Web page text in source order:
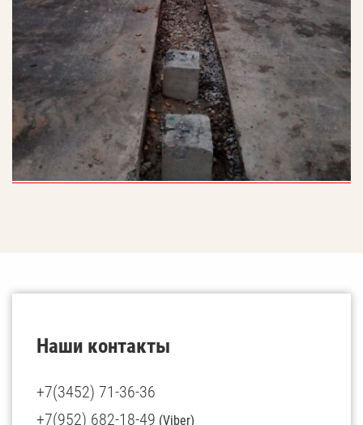
Наши контакты
+7(3452) 71-36-36
+7(952) 682-18-49 (Viber)